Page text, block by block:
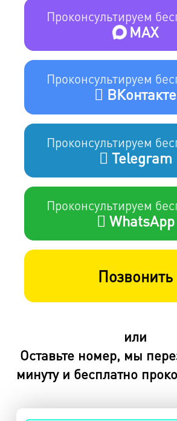
Проконсультируем
MAX
Проконсультируем
ВКонтакте
Проконсультируем
Telegram
Проконсультируем
WhatsApp
Позвонить
или
Оставьте номер, мы
минуту и бесплатно